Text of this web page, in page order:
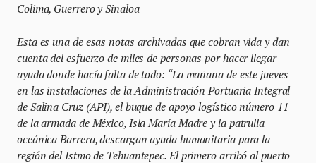
Colima, Guerrero y Sinaloa
Esta es una de esas notas archivadas que cobran vida y dan
cuenta del esfuerzo de miles de personas por hacer llegar
ayuda donde hacía falta de todo: “La mañana de este jueves
en las instalaciones de la Administración Portuaria Integral
de Salina Cruz (API), el buque de apoyo logístico número 11
de la armada de México, Isla María Madre y la patrulla
oceánica Barrera, descargan ayuda humanitaria para la
región del Istmo de Tehuantepec. El primero arribó al puerto